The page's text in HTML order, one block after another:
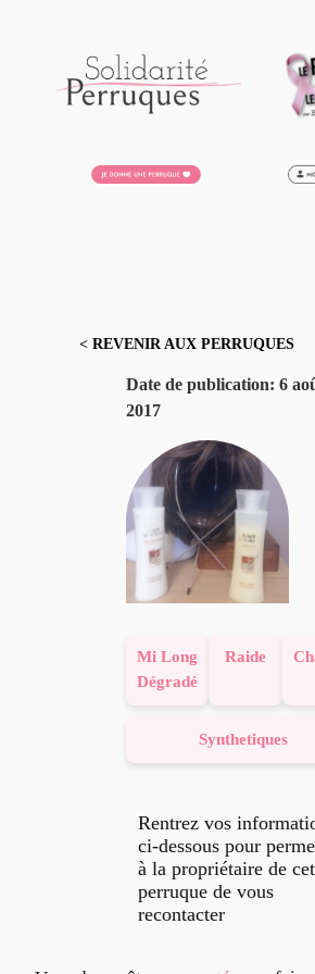
contenu
< REVENIR AUX PERRUQUES
Date de publication: 6
2017
Mi Long
Dégradé
Raide
Synthetiques
Rentrez vos
ci-dessous pour
à la propriétaire de
perruque de vous
recontacter